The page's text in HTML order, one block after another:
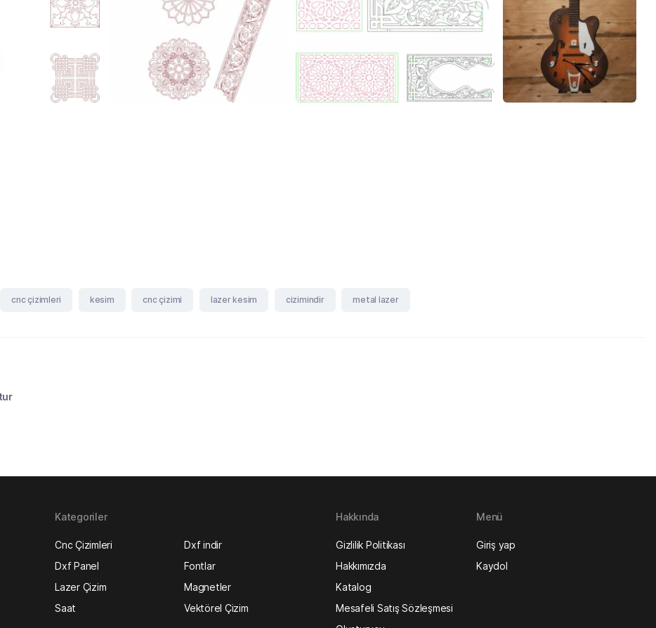
cnc çizimleri kesim cnc çizimi lazer kesim cizimindir metal lazer
Kategoriler
Cnc Çizimleri
Dxf indir
Dxf Panel
Fontlar
Lazer Çizim
Magnetler
Saat
Vektörel Çizim
Hakkında
Gizlilik Politikası
Hakkımızda
Katalog
Mesafeli Satış Sözleşmesi
Menü
Giriş yap
Kaydol